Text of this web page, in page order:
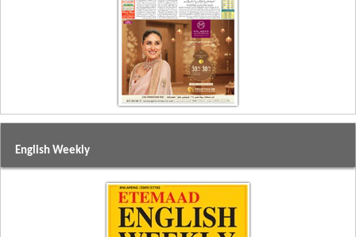
English Weekly